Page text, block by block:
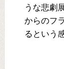
うな悲劇
からのフ
るという